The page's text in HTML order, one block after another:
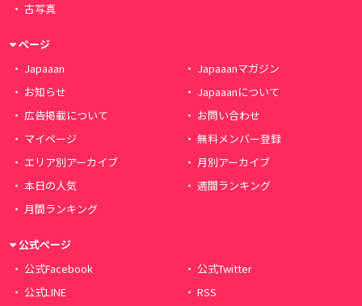
古写真
ページ
Japaaan
Japaaanマガジン
お知らせ
Japaaanについて
広告掲載について
お問い合わせ
マイページ
無料メンバー登録
エリア別アーカイブ
月別アーカイブ
本日の人気
週間ランキング
月間ランキング
公式ページ
公式Facebook
公式Twitter
公式LINE
RSS